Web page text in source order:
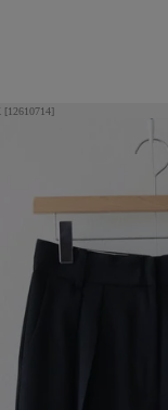
[12610714]